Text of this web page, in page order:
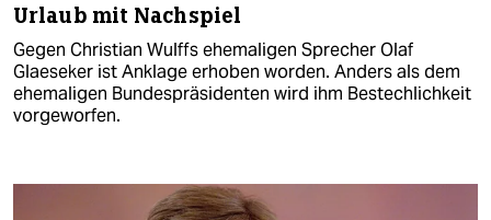
Urlaub mit Nachspiel
Gegen Christian Wulffs ehemaligen Sprecher Olaf
Glaeseker ist Anklage erhoben worden. Anders als dem
ehemaligen Bundespräsidenten wird ihm Bestechlichkeit
vorgeworfen.